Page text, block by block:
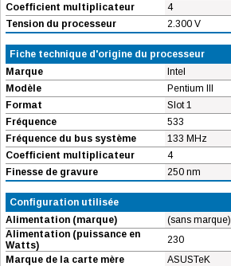
Coefficient multiplicateur
4
Tension du processeur
2.300 V
Fiche technique d'origine du processeur
Marque
Intel
Modèle
Pentium III
Format
Slot 1
Fréquence
533
Fréquence du bus système
133 MHz
Coefficient multiplicateur
4
Finesse de gravure
250 nm
Configuration utilisée
Alimentation (marque)
(sans marque)
Alimentation (puissance en
Watts)
230
Marque de la carte mère
ASUSTeK